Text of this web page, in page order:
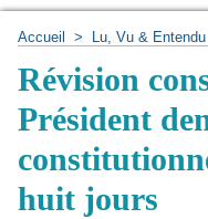
Accueil > Lu, Vu &
Révision
Président
huit jours